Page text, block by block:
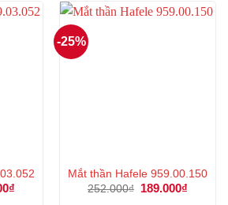
₫
-25%
Mắt thần Hafele 959.00.150
252.000₫
Giá
189.000₫